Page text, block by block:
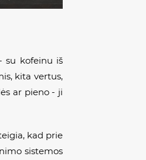
su kofeinu iš
kita vertus,
ar pieno - ji
kad prie
sistemos